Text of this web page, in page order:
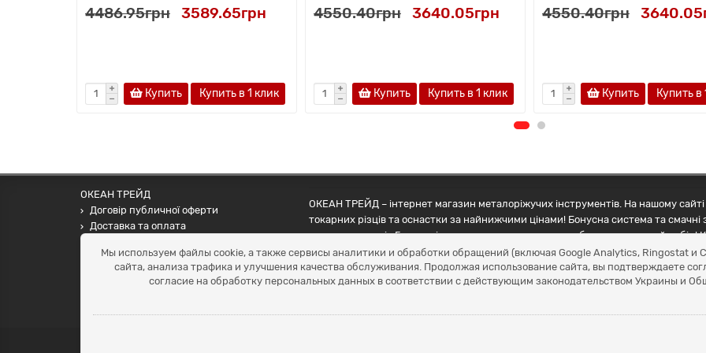
4486.95грн 3589.65грн
Купить Купить в 1 клик
4550.40грн 3640.05грн
Купить Купить в 1 клик
4550.40грн
Купить Купить в
ОКЕАН ТРЕЙД
Договір публичної оферти
Доставка та оплата
Умови повернення
+38 (099) 452-20-02
ОКЕАН ТРЕЙД – інтернет магазин металоріжучих інструментів. На нашому
токарних різців та оснастки за найнижчими цінами! Бонусна система та
наших партнерів Грамотні менеджери допоможуть зробити правильний вибір!
Мы используем файлы cookie, а также сервисы аналитики и обработки обращений (включая Google Analytics, Ringostat и
сайта, анализа трафика и улучшения качества обслуживания. Продолжая использование сайта, вы подтверждаете
согласие на обработку персональных данных в соответствии с действующим законодательством Украины и